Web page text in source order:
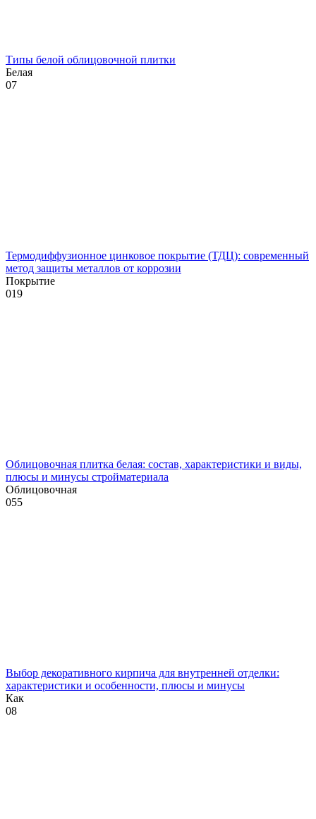
Типы белой облицовочной плитки
Белая
07
Термодиффузионное цинковое покрытие (ТДЦ): современный
метод защиты металлов от коррозии
Покрытие
019
Облицовочная плитка белая: состав, характеристики и виды,
плюсы и минусы стройматериала
Облицовочная
055
Выбор декоративного кирпича для внутренней отделки:
характеристики и особенности, плюсы и минусы
Как
08